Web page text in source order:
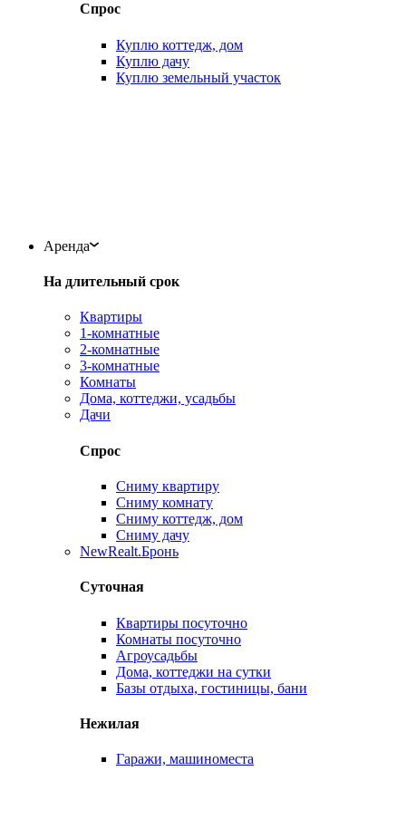
Спрос
Куплю коттедж, дом
Куплю дачу
Куплю земельный участок
Аренда
На длительный срок
Квартиры
1-комнатные
2-комнатные
3-комнатные
Комнаты
Дома, коттеджи, усадьбы
Дачи
Спрос
Сниму квартиру
Сниму комнату
Сниму коттедж, дом
Сниму дачу
NewRealt.Бронь
Суточная
Квартиры посуточно
Комнаты посуточно
Агроусадьбы
Дома, коттеджи на сутки
Базы отдыха, гостиницы, бани
Нежилая
Гаражи, машиноместа